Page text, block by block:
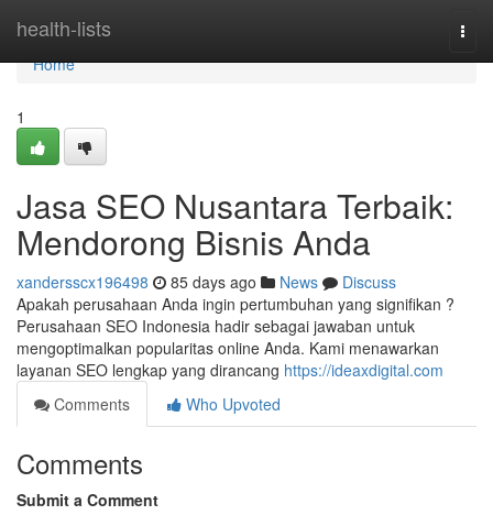
health-lists
Home
Home
1
Jasa SEO Nusantara Terbaik:
Mendorong Bisnis Anda
xandersscx196498 85 days ago News
Discuss
Apakah perusahaan Anda ingin pertumbuhan yang signifikan ?
Perusahaan SEO Indonesia hadir sebagai jawaban untuk
mengoptimalkan popularitas online Anda. Kami menawarkan
layanan SEO lengkap yang dirancang https://ideaxdigital.com
Comments
Who Upvoted
Comments
Submit a Comment